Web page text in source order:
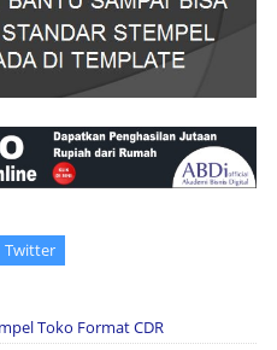
Twitter
Toko Format CDR